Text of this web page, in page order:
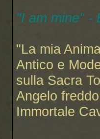
"I am mine" -
"La mia
Antico e
sulla Sacra
Angelo
Immortale